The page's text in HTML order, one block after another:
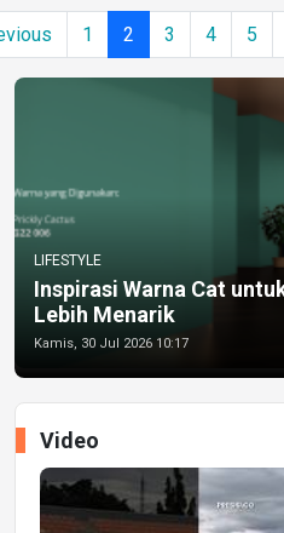
1 2 3 4 5
LIFESTYLE
Inspirasi Warna Cat
Lebih Menarik
Kamis, 30 Jul 2026 10:17
Video